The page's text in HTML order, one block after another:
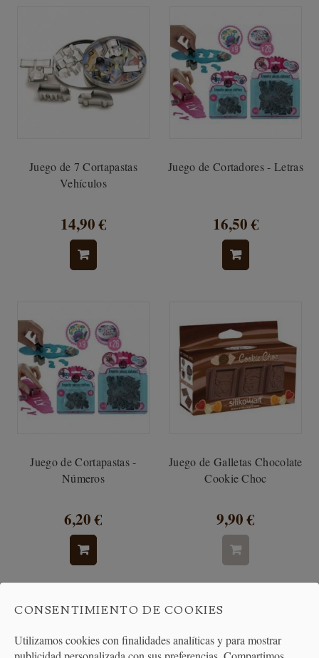
Juego de 7 Cortapastas
Vehículos
14,90 €
Juego de Cortadores - Letras
16,50 €
Juego de Cortapastas -
Números
6,20 €
Juego de Galletas Chocolate
Cookie Choc
9,90 €
CONSENTIMIENTO DE COOKIES
Utilizamos cookies con finalidades analíticas y para mostrar